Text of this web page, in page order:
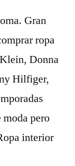
Gran
ropa
Donna
Hilfiger,
moda pero
interior